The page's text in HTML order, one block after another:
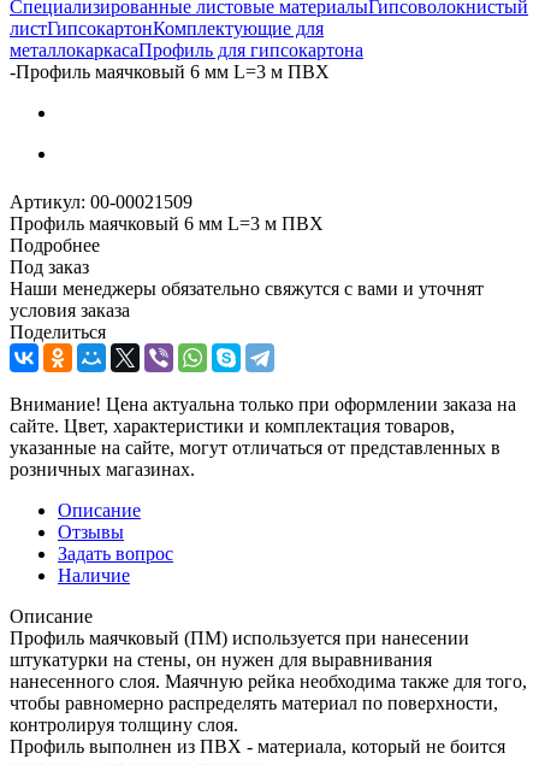
Специализированные листовые материалыГипсоволокнистый
листГипсокартонКомплектующие для
металлокаркасаПрофиль для гипсокартона
-Профиль маячковый 6 мм L=3 м ПВХ
Артикул: 00-00021509
Профиль маячковый 6 мм L=3 м ПВХ
Подробнее
Под заказ
Наши менеджеры обязательно свяжутся с вами и уточнят
условия заказа
Поделиться
Внимание! Цена актуальна только при оформлении заказа на
сайте. Цвет, характеристики и комплектация товаров,
указанные на сайте, могут отличаться от представленных в
розничных магазинах.
Описание
Отзывы
Задать вопрос
Наличие
Описание
Профиль маячковый (ПМ) используется при нанесении
штукатурки на стены, он нужен для выравнивания
нанесенного слоя. Маячную рейка необходима также для того,
чтобы равномерно распределять материал по поверхности,
контролируя толщину слоя.
Профиль выполнен из ПВХ - материала, который не боится